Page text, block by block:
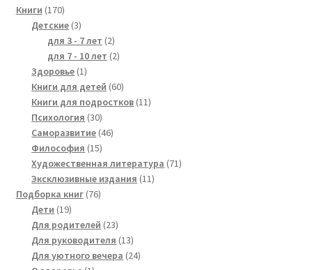
Книги 170170
products
Детские 33
products
для 3 - 7 лет 22
products
для 7 - 10 лет 22
Здоровье 11
product
Книги для детей 6060
products
Книги для подростков 1111
Психология 3030
products
Саморазвитие 4646
Философия 1515
products
Художественная литература 7171
Эксклюзивные издания 1111
Подборка книг 7676
Дети 1919
products
Для родителей 2323
products
Для руководителя 1313
products
Для уютного вечера 2424